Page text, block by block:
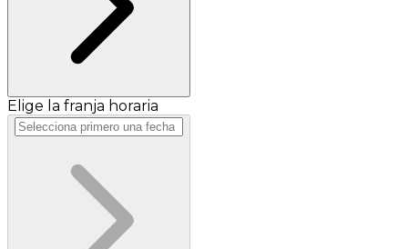
Elige la franja horaria